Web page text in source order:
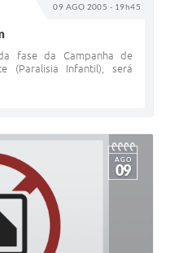
09 AGO 2005 - 19h45
fase da Campanha de
(Paralisia Infantil), será
AGO
09